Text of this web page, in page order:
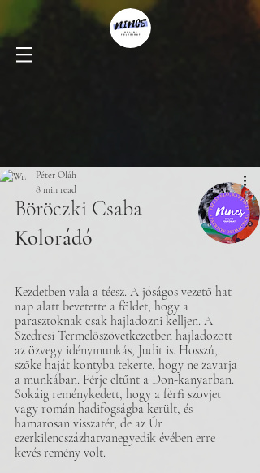
Péter Oláh
8 min read
Böröczki Csaba
Kolorádó
Kezdetben vala a téesz. A jóságos vezető hat
nap alatt bevetette a földet, hogy a
parasztoknak csak hajladozni kelljen. A
Szedresi Termelőszövetkezetben hajladozott
az özvegy idénymunkás, Judit is. Hosszú,
szőke haját kontyba tekerte, hogy ne zavarja
a munkában. Férje eltűnt a Don-kanyarban.
Sokáig reménykedett, hogy a férfi szovjet
vagy román hadifogságba került, és
hamarosan visszatér, de az Úr
ezerkilencszázhatvanegyedik évében erre
kevés remény volt.